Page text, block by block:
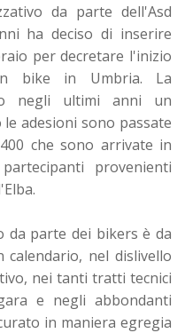
da parte dell'Asd
ha deciso di inserire
per decretare l'inizio
bike in Umbria. La
negli ultimi anni un
adesioni sono passate
che sono arrivate in
provenienti
da parte dei bikers è da
calendario, nel dislivello
nei tanti tratti tecnici
e negli abbondanti
in maniera egregia